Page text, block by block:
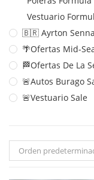
Vestuario
🇧🇷 Ayrton
🌴Ofertas Mid-
🏁Ofertas De La
🚨Autos Burago
🚨Vestuario Sale
Orden